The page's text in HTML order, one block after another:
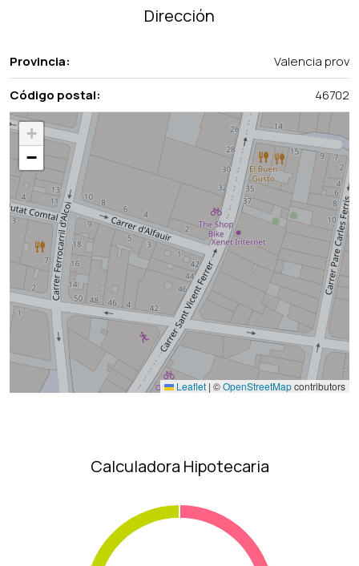
Dirección
Provincia:
Valencia prov
Código postal:
46702
+
−
Leaflet | ©OpenStreetMapcontributors
Calculadora Hipotecaria